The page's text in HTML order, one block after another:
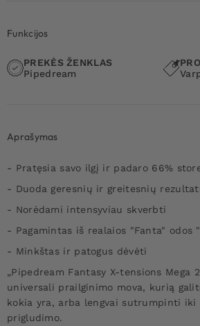
Funkcijos
PREKĖS ŽENKLAS
Pipedream
Aprašymas
- Pratęsia savo ilgį ir padaro 66%
- Duoda geresnių ir greitesnių
- Norėdami intensyviau skverbti
- Pagamintas iš realaios "Fanta" odos "
- Minkštas ir patogus dėvėti
„Pipedream Fantasy X-tensions Mega
universali prailginimo mova, kurią
kokia yra, arba lengvai sutrumpinti iki
prigludimo.